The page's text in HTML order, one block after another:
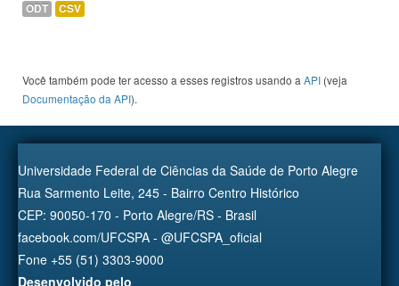
ODT CSV
Você também pode ter acesso a esses registros usando a API (veja
Documentação da API).
Universidade Federal de Ciências da Saúde de Porto Alegre
Rua Sarmento Leite, 245 - Bairro Centro Histórico
CEP: 90050-170 - Porto Alegre/RS - Brasil
facebook.com/UFCSPA - @UFCSPA_oficial
Fone +55 (51) 3303-9000
Desenvolvido pelo